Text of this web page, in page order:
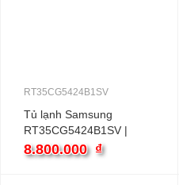
RT35CG5424B1SV
Tủ lạnh Samsung
RT35CG5424B1SV |
348L 2 cánh inverter
8.800.000 ₫